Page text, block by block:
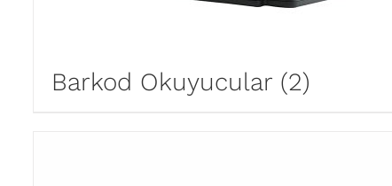
Barkod Okuyucular (2)